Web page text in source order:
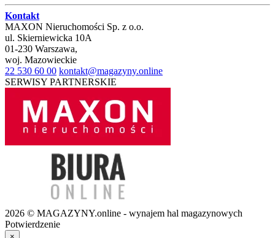
Kontakt
MAXON Nieruchomości Sp. z o.o.
ul. Skierniewicka 10A
01-230 Warszawa,
woj. Mazowieckie
22 530 60 00 kontakt@magazyny.online
SERWISY PARTNERSKIE
2026 © MAGAZYNY.online - wynajem hal magazynowych
Potwierdzenie